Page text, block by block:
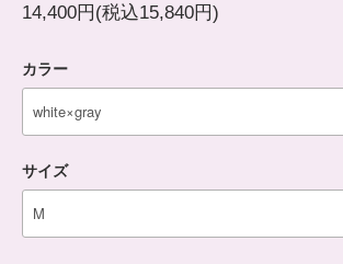
14,400円(税込15,840円)
カラー
サイズ